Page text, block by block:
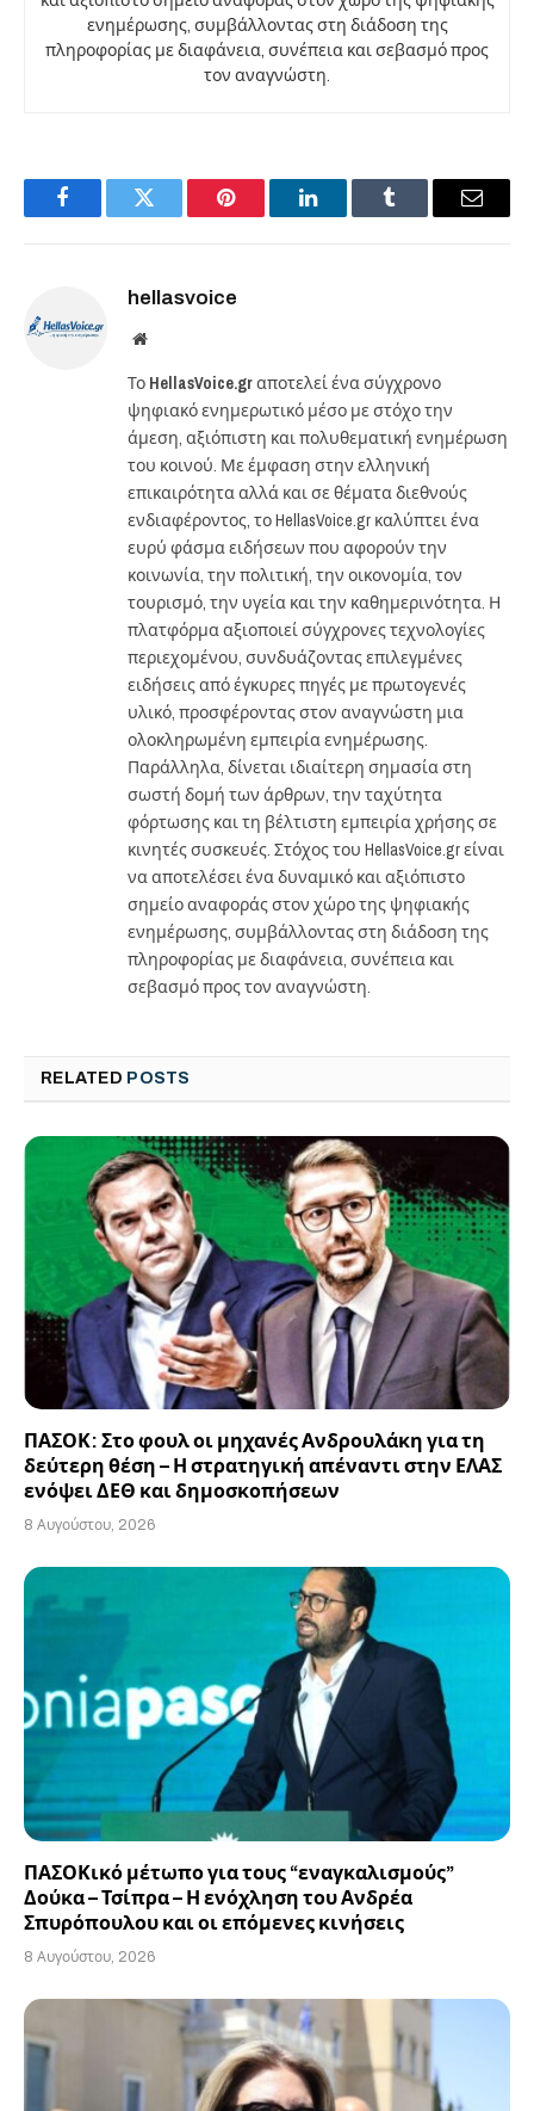
ενημέρωσης, συμβάλλοντας στη διάδοση της
πληροφορίας με διαφάνεια, συνέπεια και σεβασμό προς
τον αναγνώστη.
FacebookTwitter Pinterest LinkedInTumblr Email
hellasvoice
Website
Το HellasVoice.grαποτελεί ένα σύγχρονο
ψηφιακό ενημερωτικό μέσο με στόχο την
άμεση, αξιόπιστη και πολυθεματική ενημέρωση
του κοινού. Με έμφαση στην ελληνική
επικαιρότητα αλλά και σε θέματα διεθνούς
ενδιαφέροντος, το HellasVoice.gr καλύπτει ένα
ευρύ φάσμα ειδήσεων που αφορούν την
κοινωνία, την πολιτική, την οικονομία, τον
τουρισμό, την υγεία και την καθημερινότητα. Η
πλατφόρμα αξιοποιεί σύγχρονες τεχνολογίες
περιεχομένου, συνδυάζοντας επιλεγμένες
ειδήσεις από έγκυρες πηγές με πρωτογενές
υλικό, προσφέροντας στον αναγνώστη μια
ολοκληρωμένη εμπειρία ενημέρωσης.
Παράλληλα, δίνεται ιδιαίτερη σημασία στη
σωστή δομή των άρθρων, την ταχύτητα
φόρτωσης και τη βέλτιστη εμπειρία χρήσης σε
κινητές συσκευές. Στόχος του HellasVoice.gr είναι
να αποτελέσει ένα δυναμικό και αξιόπιστο
σημείο αναφοράς στον χώρο της ψηφιακής
ενημέρωσης, συμβάλλοντας στη διάδοση της
πληροφορίας με διαφάνεια, συνέπεια και
σεβασμό προς τον αναγνώστη.
RELATED POSTS
ΠΑΣΟΚ: Στο φουλ οι μηχανές Ανδρουλάκη για τη
δεύτερη θέση – Η στρατηγική απέναντι στην ΕΛΑΣ
ενόψει ΔΕΘ και δημοσκοπήσεων
8 Αυγούστου, 2026
ΠΑΣΟΚικό μέτωπο για τους “εναγκαλισμούς”
Δούκα – Τσίπρα – Η ενόχληση του Ανδρέα
Σπυρόπουλου και οι επόμενες κινήσεις
8 Αυγούστου, 2026